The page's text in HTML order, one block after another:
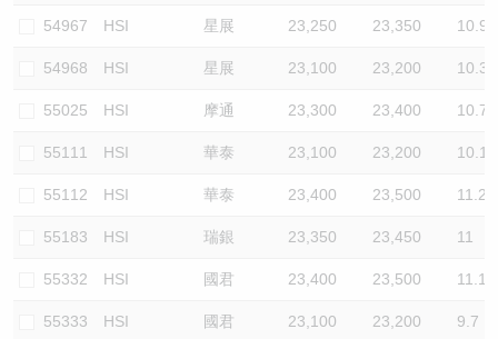
54967 HSI 星展 23,250 23,350 10.9
54968 HSI 星展 23,100 23,200 10.3
55025 HSI 摩通 23,300 23,400 10.7
55111 HSI 華泰 23,100 23,200 10.1
55112 HSI 華泰 23,400 23,500 11.2
55183 HSI 瑞銀 23,350 23,450 11
55332 HSI 國君 23,400 23,500 11.1
55333 HSI 國君 23,100 23,200 9.7